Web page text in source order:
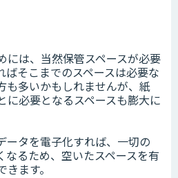
には、当然保管スペースが必要
ばそこまでのスペースは必要な
も多いかもしれませんが、紙
に必要となるスペースも膨大に
ータを電子化すれば、一切の
なるため、空いたスペースを有
ます。